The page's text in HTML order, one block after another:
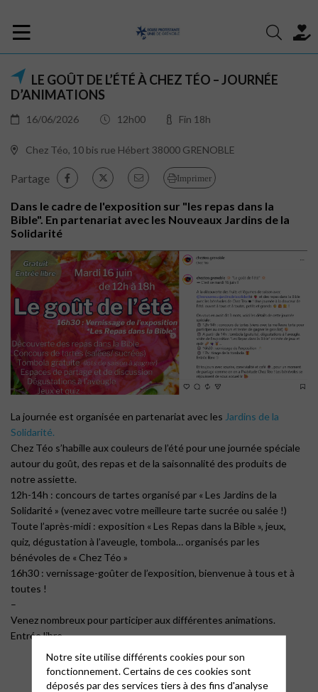
LE GOÛT DE L’ÉTÉ À CHEZ TÉO – JOURNÉE
D’ANIMATIONS
16/06/2026 12h00 Fin 18h
Chez Téo, 10 bis rue Hébert 38000 GRENOBLE
Partage Imprimer
Dans le cadre de l'exposition sur "les repas dans la
Bible". En partenariat avec les Nouveaux Jardins de la
Solidarité
La journée est organisée en partenariat avec les Jardins de la
Solidarité.
Chez Téo s’habille aux couleurs de l’été pour une journée spéciale
autour du goût, des repas et de la saisonnalité des produits de
notre assiette.
12h-14h : concours de tartes organisé par « Les Jardins de la
Solidarité » (venez avec votre meilleure tarte sucrée ou salée !)
Toute l’après-midi : exposition « Les Repas dans la Bible », jeux,
quiz, dégustation à l’aveugle, tombola… organisés par les
bénévoles de « Chez Téo »
16h30 : vernissage-goûter de l’exposition, bienvenue à tous et à
toutes !
–
Venez nombreux pour participer aux différentes animations.
Entrée libre.
Notre site utilise différents cookies pour son
fonctionnement. Certains de ces cookies sont
déposés par des services tiers à des fins d'analyse